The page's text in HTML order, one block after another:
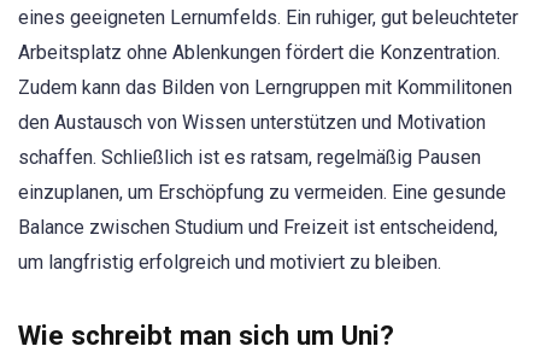
eines geeigneten Lernumfelds. Ein ruhiger, gut beleuchteter
Arbeitsplatz ohne Ablenkungen fördert die Konzentration.
Zudem kann das Bilden von Lerngruppen mit Kommilitonen
den Austausch von Wissen unterstützen und Motivation
schaffen. Schließlich ist es ratsam, regelmäßig Pausen
einzuplanen, um Erschöpfung zu vermeiden. Eine gesunde
Balance zwischen Studium und Freizeit ist entscheidend,
um langfristig erfolgreich und motiviert zu bleiben.
Wie schreibt man sich um Uni?